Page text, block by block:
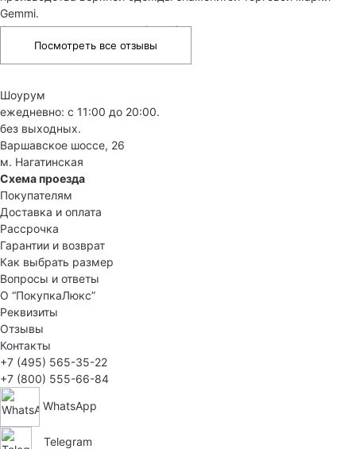
Gemmi.
Отзывы о товарах марки Gemmi
Посмотреть все отзывы
Шоурум
ежедневно: с 11:00 до 20:00.
без выходных.
Варшавское шоссе, 26
м. Нагатинская
Схема проезда
Покупателям
Доставка и оплата
Рассрочка
Гарантии и возврат
Как выбрать размер
Вопросы и ответы
О “ПокупкаЛюкс”
Реквизиты
Отзывы
Контакты
+7 (495) 565-35-22
+7 (800) 555-66-84
WhatsApp
Telegram